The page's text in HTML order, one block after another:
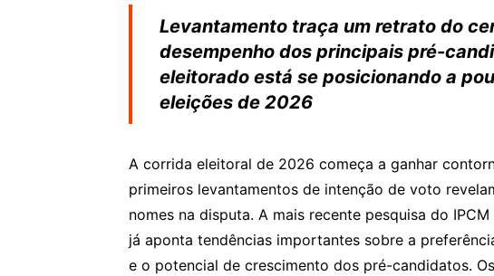
Levantamento traça um retrato do
desempenho dos principais pré-
eleitorado está se posicionando a
eleições de 2026
A corrida eleitoral de 2026 começa a ganhar
primeiros levantamentos de intenção de voto
nomes na disputa. A mais recente pesquisa do
já aponta tendências importantes sobre a
e o potencial de crescimento dos pré-candidatos.